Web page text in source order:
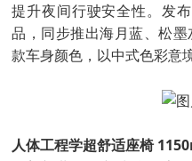
提升夜间行驶安全性。发
品，同步推出海月蓝、松
款车身颜色，以中式色彩意
人体工程学超舒适座椅